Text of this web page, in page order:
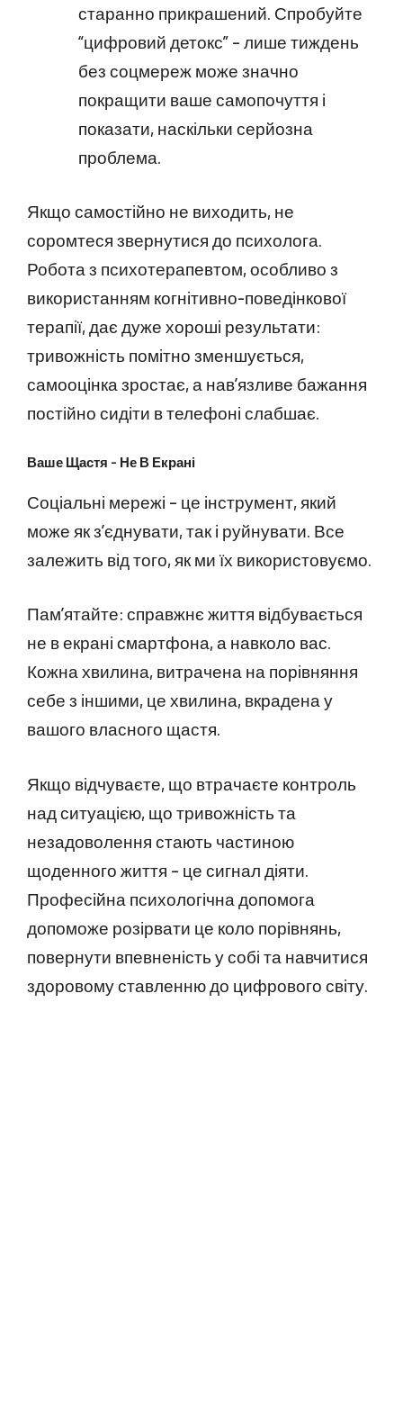
старанно прикрашений. Спробуйте
“цифровий детокс” – лише тиждень
без соцмереж може значно
покращити ваше самопочуття і
показати, наскільки серйозна
проблема.
Якщо самостійно не виходить, не
соромтеся звернутися до психолога.
Робота з психотерапевтом, особливо з
використанням когнітивно-поведінкової
терапії, дає дуже хороші результати:
тривожність помітно зменшується,
самооцінка зростає, а нав’язливе бажання
постійно сидіти в телефоні слабшає.
Ваше Щастя – Не В Екрані
Соціальні мережі – це інструмент, який
може як з’єднувати, так і руйнувати. Все
залежить від того, як ми їх використовуємо.
Пам’ятайте: справжнє життя відбувається
не в екрані смартфона, а навколо вас.
Кожна хвилина, витрачена на порівняння
себе з іншими, це хвилина, вкрадена у
вашого власного щастя.
Якщо відчуваєте, що втрачаєте контроль
над ситуацією, що тривожність та
незадоволення стають частиною
щоденного життя – це сигнал діяти.
Професійна психологічна допомога
допоможе розірвати це коло порівнянь,
повернути впевненість у собі та навчитися
здоровому ставленню до цифрового світу.